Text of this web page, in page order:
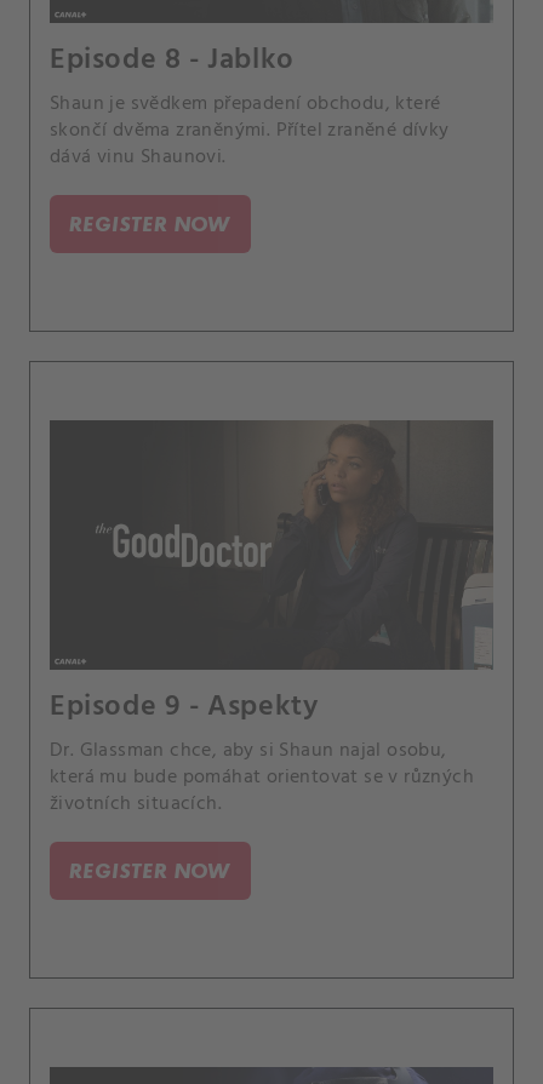
Episode 8 - Jablko
Shaun je svědkem přepadení obchodu, které
skončí dvěma zraněnými. Přítel zraněné dívky
dává vinu Shaunovi.
REGISTER NOW
Episode 9 - Aspekty
Dr. Glassman chce, aby si Shaun najal osobu,
která mu bude pomáhat orientovat se v různých
životních situacích.
REGISTER NOW